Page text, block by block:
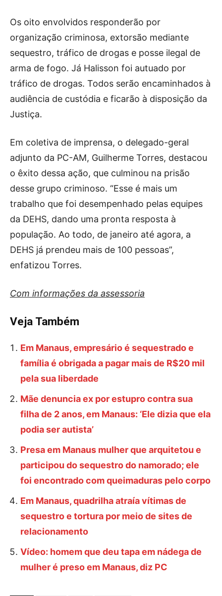
Os oito envolvidos responderão por
organização criminosa, extorsão mediante
sequestro, tráfico de drogas e posse ilegal de
arma de fogo. Já Halisson foi autuado por
tráfico de drogas. Todos serão encaminhados à
audiência de custódia e ficarão à disposição da
Justiça.
Em coletiva de imprensa, o delegado-geral
adjunto da PC-AM, Guilherme Torres, destacou
o êxito dessa ação, que culminou na prisão
desse grupo criminoso. “Esse é mais um
trabalho que foi desempenhado pelas equipes
da DEHS, dando uma pronta resposta à
população. Ao todo, de janeiro até agora, a
DEHS já prendeu mais de 100 pessoas”,
enfatizou Torres.
Com informações da assessoria
Veja Também
Em Manaus, empresário é sequestrado e
família é obrigada a pagar mais de R$20 mil
pela sua liberdade
Mãe denuncia ex por estupro contra sua
filha de 2 anos, em Manaus: ‘Ele dizia que ela
podia ser autista’
Presa em Manaus mulher que arquitetou e
participou do sequestro do namorado; ele
foi encontrado com queimaduras pelo corpo
Em Manaus, quadrilha atraía vítimas de
sequestro e tortura por meio de sites de
relacionamento
Vídeo: homem que deu tapa em nádega de
mulher é preso em Manaus, diz PC